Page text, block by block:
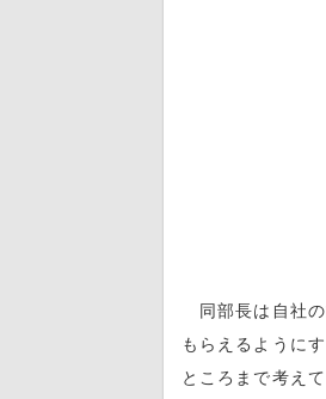
同部長は自社の
もらえるように
ところまで考え